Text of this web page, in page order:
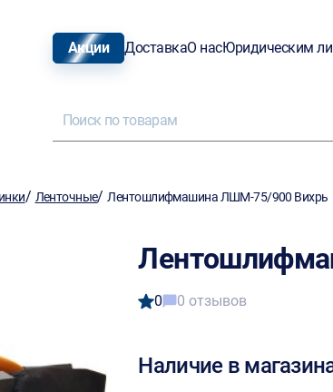
Акции ДоставкаО насЮридическим
/ Ленточные/Лентошлифмашина ЛШМ-75/900 Вихрь
0 0 отзывов
Наличие в